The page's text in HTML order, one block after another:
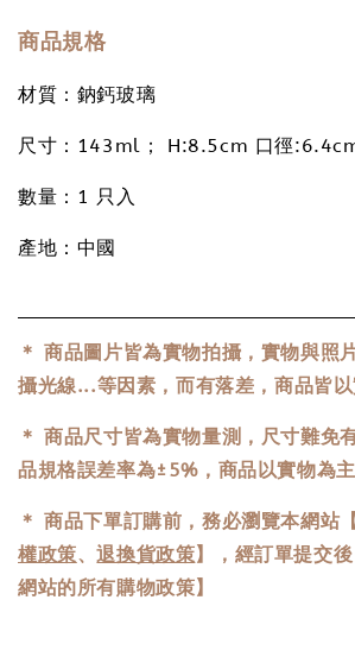
商品規格
材質：鈉鈣玻璃
尺寸：143ml； H:8.5cm 口徑
數量：1 只入
產地：中國
＊ 商品圖片皆為實物拍攝，實物與照
攝光線...等因素，而有落差，商品皆
＊ 商品尺寸皆為實物量測，尺寸難免
品規格誤差率為±5%，商品以實物為主
＊ 商品下單訂購前，務必瀏覽本網站【
權政策、退換貨政策】，經訂單提交
網站的所有購物政策】